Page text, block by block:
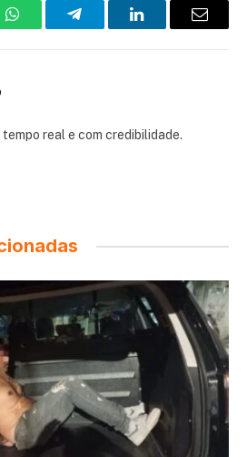
WhatsAppTelegramLinkedInEmail
tempo real e com credibilidade.